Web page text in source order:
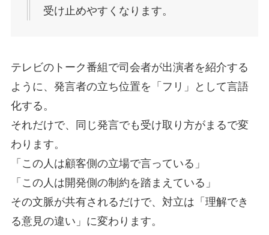
受け止めやすくなります。
テレビのトーク番組で司会者が出演者を紹介する
ように、発言者の立ち位置を「フリ」として言語
化する。
それだけで、同じ発言でも受け取り方がまるで変
わります。
「この人は顧客側の立場で言っている」
「この人は開発側の制約を踏まえている」
その文脈が共有されるだけで、対立は「理解でき
る意見の違い」に変わります。